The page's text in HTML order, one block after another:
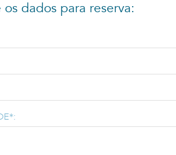
dados para reserva: